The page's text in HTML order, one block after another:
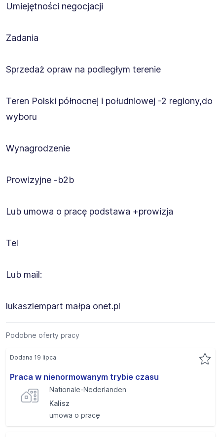
Umiejętności negocjacji
Zadania
Sprzedaż opraw na podległym terenie
Teren Polski północnej i południowej -2 regiony,do
wyboru
Wynagrodzenie
Prowizyjne -b2b
Lub umowa o pracę podstawa +prowizja
Tel
Lub mail:
lukaszlempart małpa onet.pl
Podobne oferty pracy
Praca w nienormowanym trybie czasu
Nationale-Nederlanden
Kalisz
umowa o pracę
Dodana 19 lipca